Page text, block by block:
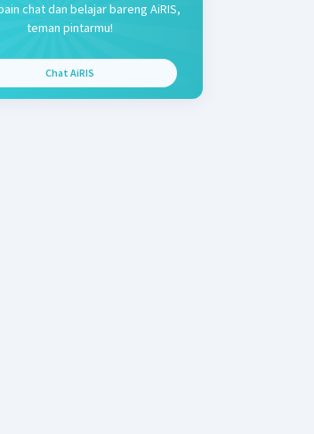
chat dan belajar bareng AiRIS,
teman pintarmu!
Chat AiRIS